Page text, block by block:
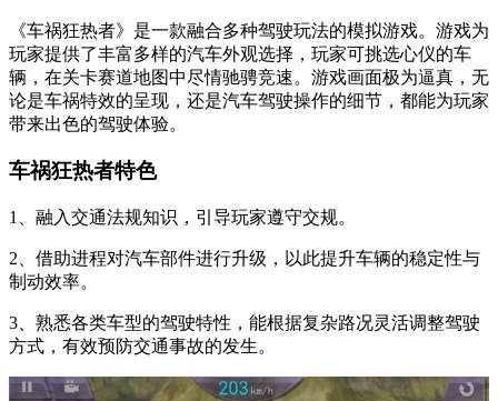
《车祸狂热者》是一款融合多种驾驶玩法的模拟游戏。游戏为
玩家提供了丰富多样的汽车外观选择，玩家可挑选心仪的车
辆，在关卡赛道地图中尽情驰骋竞速。游戏画面极为逼真，无
论是车祸特效的呈现，还是汽车驾驶操作的细节，都能为玩家
带来出色的驾驶体验。
车祸狂热者特色
1、融入交通法规知识，引导玩家遵守交规。
2、借助进程对汽车部件进行升级，以此提升车辆的稳定性与
制动效率。
3、熟悉各类车型的驾驶特性，能根据复杂路况灵活调整驾驶
方式，有效预防交通事故的发生。